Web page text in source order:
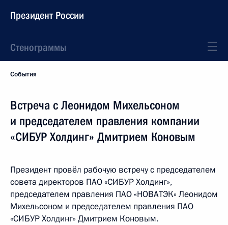
Президент России
Стенограммы
События
Встреча с Леонидом Михельсоном
и председателем правления компании
«СИБУР Холдинг» Дмитрием Коновым
Президент провёл рабочую встречу с председателем
совета директоров ПАО «СИБУР Холдинг»,
председателем правления ПАО «НОВАТЭК» Леонидом
Михельсоном и председателем правления ПАО
«СИБУР Холдинг» Дмитрием Коновым.